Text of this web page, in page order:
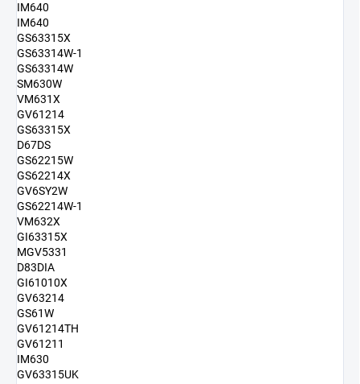
IM640
IM640
GS63315X
GS63314W-1
GS63314W
SM630W
VM631X
GV61214
GS63315X
D67DS
GS62215W
GS62214X
GV6SY2W
GS62214W-1
VM632X
GI63315X
MGV5331
D83DIA
GI61010X
GV63214
GS61W
GV61214TH
GV61211
IM630
GV63315UK